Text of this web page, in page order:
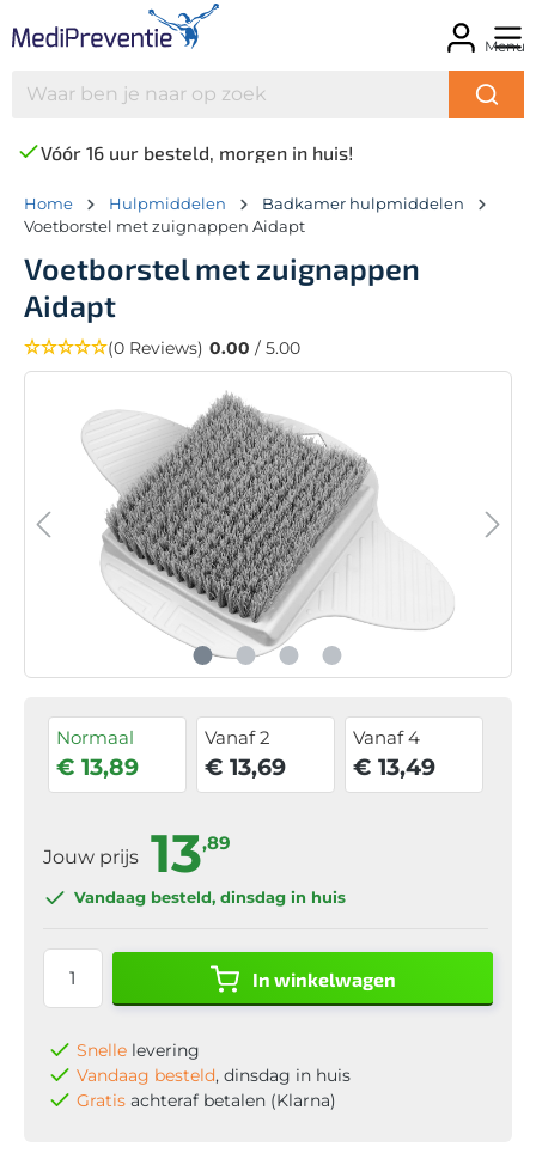
Menu
Vóór 16 uur besteld, morgen in huis!
Home Hulpmiddelen
Badkamer hulpmiddelen
Voetborstel met zuignappen Aidapt
Voetborstel met zuignappen
Aidapt
(0 Reviews) 0.00 / 5.00
Normaal
€ 13,89
Vanaf 2
€ 13,69
Vanaf 4
€ 13,49
Jouw prijs 13,89
Vandaag besteld, dinsdag in huis
In winkelwagen
Snelle levering
Vandaag besteld, dinsdag in huis
Gratis achteraf betalen (Klarna)